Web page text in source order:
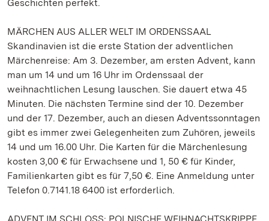
Geschichten perfekt.
MÄRCHEN AUS ALLER WELT IM ORDENSSAAL
Skandinavien ist die erste Station der adventlichen
Märchenreise: Am 3. Dezember, am ersten Advent, kann
man um 14 und um 16 Uhr im Ordenssaal der
weihnachtlichen Lesung lauschen. Sie dauert etwa 45
Minuten. Die nächsten Termine sind der 10. Dezember
und der 17. Dezember, auch an diesen Adventssonntagen
gibt es immer zwei Gelegenheiten zum Zuhören, jeweils
14 und um 16.00 Uhr. Die Karten für die Märchenlesung
kosten 3,00 € für Erwachsene und 1, 50 € für Kinder,
Familienkarten gibt es für 7,50 €. Eine Anmeldung unter
Telefon 0.7141.18 6400 ist erforderlich.